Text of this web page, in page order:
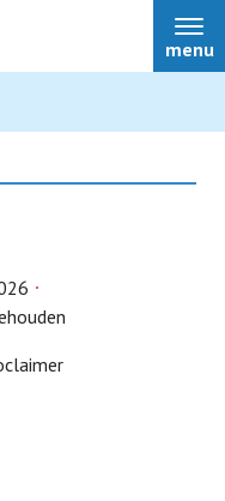
menu